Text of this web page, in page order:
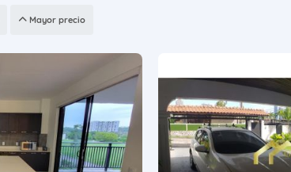
Mayor precio